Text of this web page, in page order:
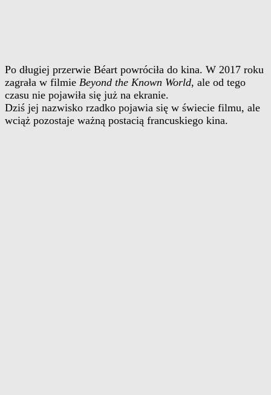
Po długiej przerwie Béart powróciła do kina. W 2017 roku
zagrała w filmie Beyond the Known World, ale od tego
czasu nie pojawiła się już na ekranie.
Dziś jej nazwisko rzadko pojawia się w świecie filmu, ale
wciąż pozostaje ważną postacią francuskiego kina.